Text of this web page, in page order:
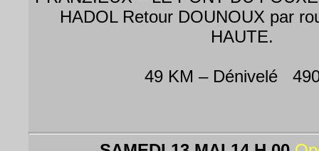
HADOL Retour DOUNOUX par
HAUTE.
49 KM – Dénivelé